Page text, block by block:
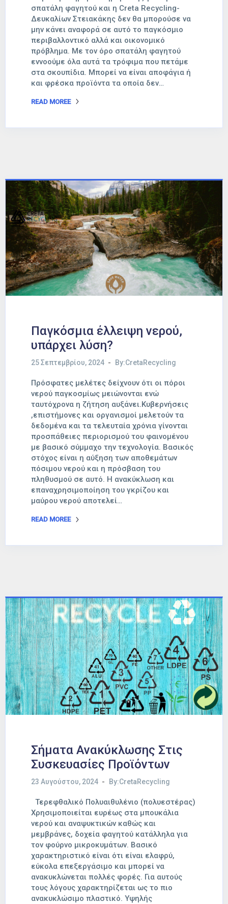
σπατάλη φαγητού και η Creta Recycling-
Δευκαλίων Στειακάκης δεν θα μπορούσε να
μην κάνει αναφορά σε αυτό το παγκόσμιο
περιβαλλοντικό αλλά και οικονομικό
πρόβλημα. Με τον όρο σπατάλη φαγητού
εννοούμε όλα αυτά τα τρόφιμα που πετάμε
στα σκουπίδια. Μπορεί να είναι αποφάγια ή
και φρέσκα προϊόντα τα οποία δεν…
READ MOREE
Παγκόσμια έλλειψη νερού,
υπάρχει λύση?
25 Σεπτεμβρίου, 2024 By:CretaRecycling
Πρόσφατες μελέτες δείχνουν ότι οι πόροι
νερού παγκοσμίως μειώνονται ενώ
ταυτόχρονα η ζήτηση αυξάνει.Κυβερνήσεις
,επιστήμονες και οργανισμοί μελετούν τα
δεδομένα και τα τελευταία χρόνια γίνονται
προσπάθειες περιορισμού του φαινομένου
με βασικό σύμμαχο την τεχνολογία. Βασικός
στόχος είναι η αύξηση των αποθεμάτων
πόσιμου νερού και η πρόσβαση του
πληθυσμού σε αυτό. Η ανακύκλωση και
επαναχρησιμοποίηση του γκρίζου και
μαύρου νερού αποτελεί…
READ MOREE
Σήματα Ανακύκλωσης Στις
Συσκευασίες Προϊόντων
23 Αυγούστου, 2024 By:CretaRecycling
Τερεφθαλικό Πολυαιθυλένιο (πολυεστέρας)
Χρησιμοποιείται ευρέως στα μπουκάλια
νερού και αναψυκτικών καθώς και
μεμβράνες, δοχεία φαγητού κατάλληλα για
τον φούρνο μικροκυμάτων. Βασικό
χαρακτηριστικό είναι ότι είναι ελαφρύ,
εύκολα επεξεργάσιμο και μπορεί να
ανακυκλώνεται πολλές φορές. Για αυτούς
τους λόγους χαρακτηρίζεται ως το πιο
ανακυκλώσιμο πλαστικό. Υψηλής